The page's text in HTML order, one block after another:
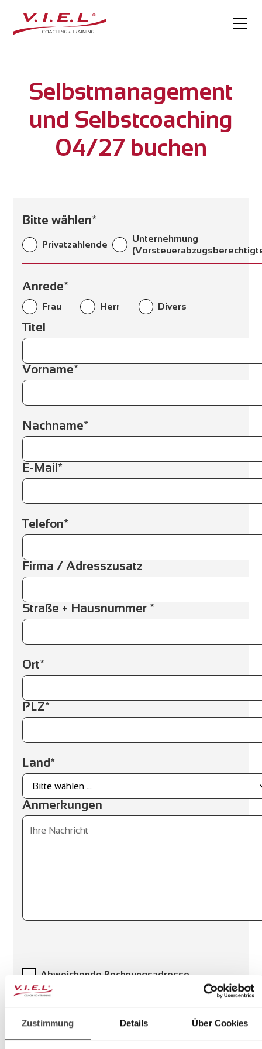
Zustimmung Details Über Cookies
Selbstmanagement
und Selbstcoaching
04/27 buchen
Bitte wählen*
Privatzahlende
Unternehmung
Anrede*
Frau Herr Divers
Titel
Vorname*
Nachname*
E-Mail*
Telefon*
Firma / Adresszusatz
Straße + Hausnummer *
Ort*
PLZ*
Land*
Anmerkungen
Abweichende Rechnungsadresse
* Ich habe dieDatenschutzerklärunggelesen und
akzeptiere sie.